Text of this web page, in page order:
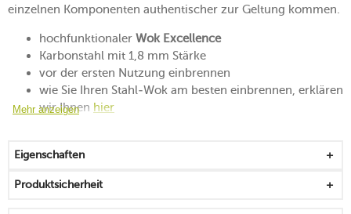
einzelnen Komponenten authentischer zur Geltung kommen.
hochfunktionaler Wok Excellence
Karbonstahl mit 1,8 mm Stärke
vor der ersten Nutzung einbrennen
wie Sie Ihren Stahl-Wok am besten einbrennen, erklären
wir Ihnen hier
für das schnelle Kochen bei hoher Temperatur ideal
geeignet
Mehr anzeigen
Eigenschaften
Produktsicherheit